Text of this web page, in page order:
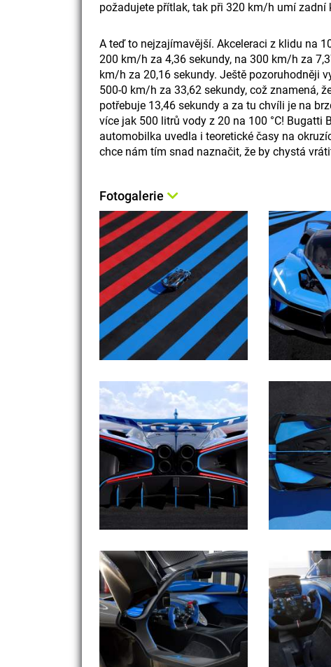
požadujete přítlak, tak při 320 km/h umí
A teď to nejzajímavější. Akceleraci z klidu na
200 km/h za 4,36 sekundy, na 300 km/h za
km/h za 20,16 sekundy. Ještě pozoruhodněji
500-0 km/h za 33,62 sekundy, což znamená,
potřebuje 13,46 sekundy a za tu chvíli je na
více jak 500 litrů vody z 20 na 100 °C! Bugatti
automobilka uvedla i teoretické časy na
chce nám tím snad naznačit, že by chystá
Fotogalerie